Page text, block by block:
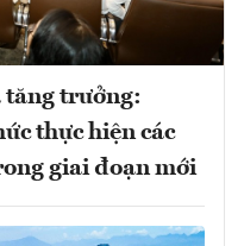
tăng trưởng:
thực hiện các
giai đoạn mới